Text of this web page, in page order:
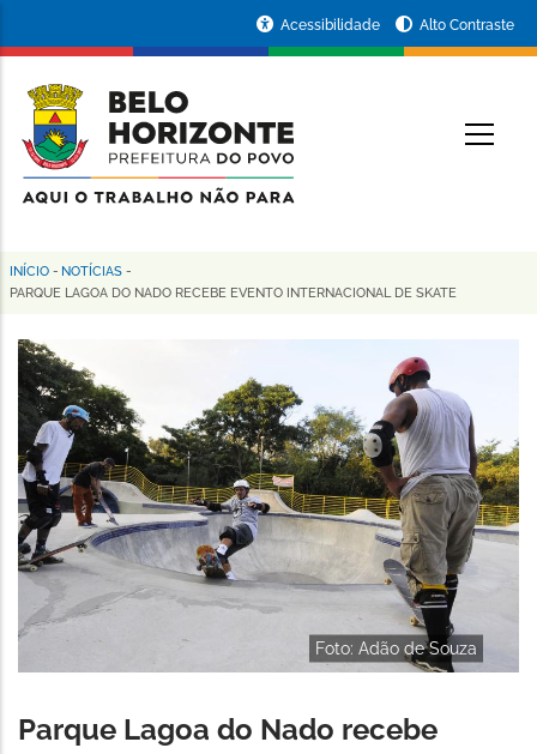
conteúdo
principal
da
Prefeitura
de
Horizonte
Acessibilidade Alto Contraste
Trilha
navegação
INÍCIO - NOTÍCIAS -
PARQUE LAGOA DO NADO RECEBE EVENTO INTERNACIONAL DE SKATE
Foto: Adão de Souza
Parque Lagoa do Nado recebe